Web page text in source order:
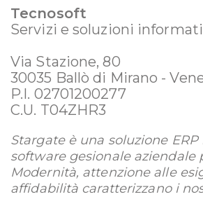
Tecnosoft
Servizi e soluzioni
Via Stazione, 80
30035 Ballò di Mirano -
P.I. 02701200277
C.U. T04ZHR3
Stargate è una soluzione
software gesionale aziendale
Modernità, attenzione alle
affidabilità caratterizzano i